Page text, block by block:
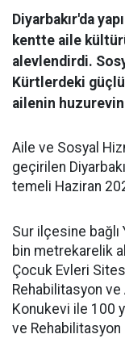
Diyarbakır'da
kentte aile
alevlendirdi.
Kürtlerdeki
ailenin
Aile ve Sosyal
geçirilen
temeli Haziran
Sur ilçesine
bin metrekarelik
Çocuk Evleri
Rehabilitasyon ve
Konukevi ile 100
ve Rehabilitasyon